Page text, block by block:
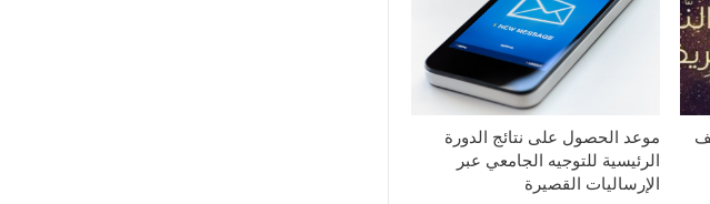
موعد الحصول على نتائج الدورة
الرئيسية للتوجيه الجامعي عبر
الإرساليات القصيرة